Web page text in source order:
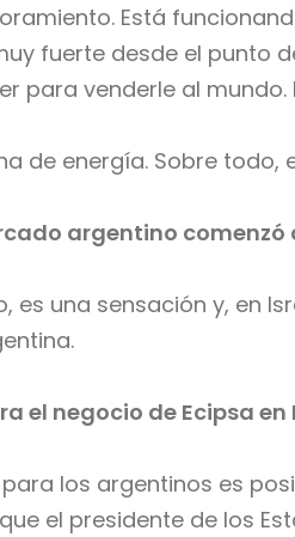
Está
fuerte desde el punto
para venderle al
de energía. Sobre
argentino comenzó
es una sensación y, en
el negocio de Ecipsa en
los argentinos es
el presidente de los